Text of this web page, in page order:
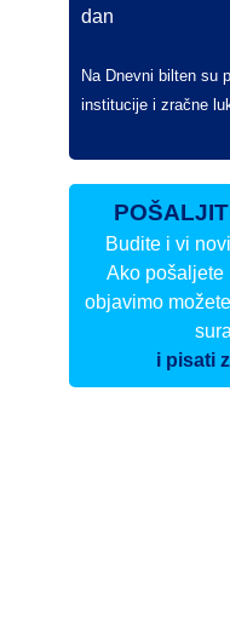
dan
Na Dnevni bilten su
institucije i zračne
Budite i vi
Ako pošaljete
objavimo
i pisati